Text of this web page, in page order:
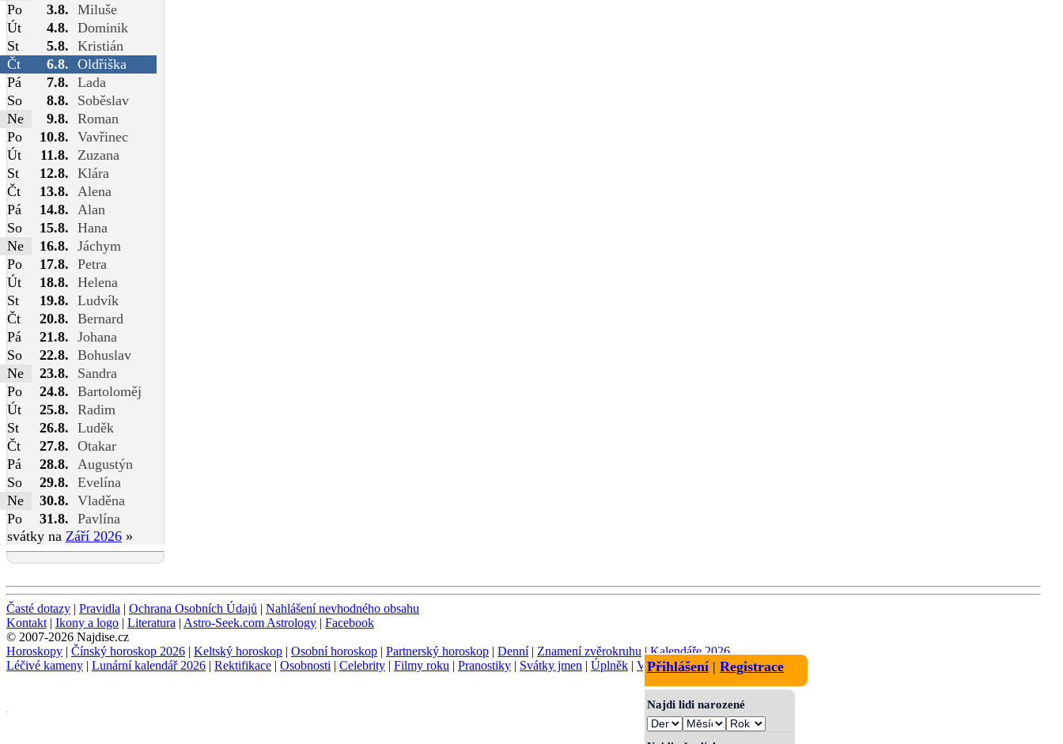
Po
3.8. Miluše
Út
4.8. Dominik
St
5.8. Kristián
Čt
6.8. Oldřiška
Pá
7.8. Lada
So
8.8.
Soběslav
Ne
9.8. Roman
Po
10.8. Vavřinec
Út
11.8.
Zuzana
St
12.8. Klára
Čt
13.8.
Alena
Pá
14.8.
Alan
So
15.8. Hana
Ne
16.8. Jáchym
Po
17.8. Petra
Út
18.8. Helena
St
19.8. Ludvík
Čt
20.8. Bernard
Pá
21.8. Johana
So
22.8. Bohuslav
Ne
23.8.
Sandra
Po
24.8. Bartoloměj
Út
25.8. Radim
St
26.8. Luděk
Čt
27.8. Otakar
Pá
28.8.
Augustýn
So
29.8. Evelína
Ne
30.8. Vladěna
Po
31.8. Pavlína
svátky na Září 2026 »
Přihlášení| Registrace
Najdi lidi narozené
Časté dotazy | Pravidla | Ochrana Osobních Údajů | Nahlášení nevhodného obsahu
Kontakt | Ikony a logo | Literatura | Astro-Seek.com Astrology | Facebook
© 2007-2026 Najdise.cz
Horoskopy | Čínský horoskop 2026 | Keltský horoskop | Osobní horoskop | Partnerský horoskop | Denní| Znamení zvěrokruhu | Kalendáře 2026
Léčivé kameny | Lunární kalendář 2026 | Rektifikace | Osobnosti | Celebrity | Filmy roku | Pranostiky | Svátky jmen | Úplněk | Význam jmen